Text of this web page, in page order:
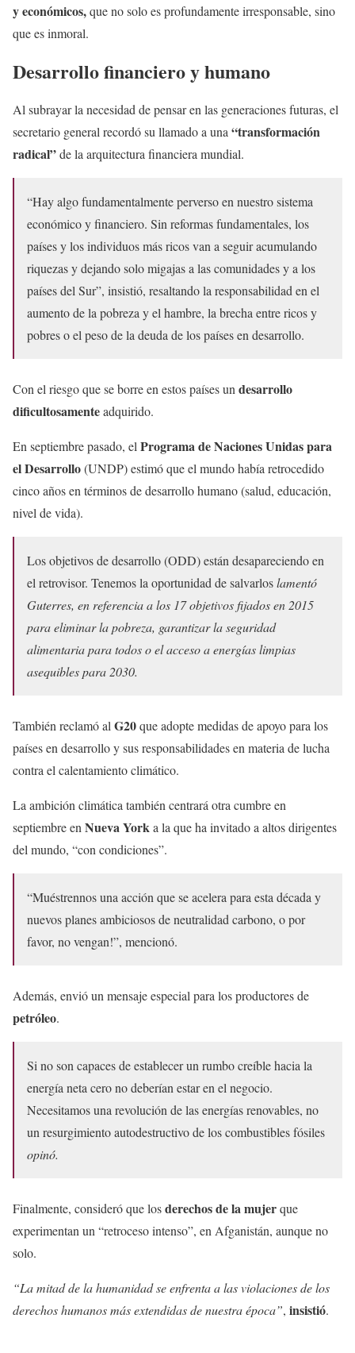
y económicos,que no solo es profundamente irresponsable, sino
que es inmoral.
Desarrollo financiero y humano
Al subrayar la necesidad de pensar en las generaciones futuras, el
secretario general recordó su llamado a una “transformación
radical”de la arquitectura financiera mundial.
“Hay algo fundamentalmente perverso en nuestro sistema
económico y financiero. Sin reformas fundamentales, los
países y los individuos más ricos van a seguir acumulando
riquezas y dejando solo migajas a las comunidades y a los
países del Sur”, insistió, resaltando la responsabilidad en el
aumento de la pobreza y el hambre, la brecha entre ricos y
pobres o el peso de la deuda de los países en desarrollo.
Con el riesgo que se borre en estos países un desarrollo
dificultosamenteadquirido.
En septiembre pasado, el Programa de Naciones Unidas para
el Desarrollo(UNDP) estimó que el mundo había retrocedido
cinco años en términos de desarrollo humano (salud, educación,
nivel de vida).
Los objetivos de desarrollo (ODD) están desapareciendo en
el retrovisor. Tenemos la oportunidad de salvarloslamentó
Guterres, en referencia a los 17 objetivos fijados en 2015
para eliminar la pobreza, garantizar la seguridad
alimentaria para todos o el acceso a energías limpias
asequibles para 2030.
También reclamó al G20que adopte medidas de apoyo para los
países en desarrollo y sus responsabilidades en materia de lucha
contra el calentamiento climático.
La ambición climática también centrará otra cumbre en
septiembre en Nueva York a la que ha invitado a altos dirigentes
del mundo, “con condiciones”.
“Muéstrennos una acción que se acelera para esta década y
nuevos planes ambiciosos de neutralidad carbono, o por
favor, no vengan!”, mencionó.
Además, envió un mensaje especial para los productores de
petróleo.
Si no son capaces de establecer un rumbo creíble hacia la
energía neta cero no deberían estar en el negocio.
Necesitamos una revolución de las energías renovables, no
un resurgimiento autodestructivo de los combustibles fósiles
opinó.
Finalmente, consideró que losderechos de la mujerque
experimentan un “retroceso intenso”, en Afganistán, aunque no
solo.
“La mitad de la humanidad se enfrenta a las violaciones de los
derechos humanos más extendidas de nuestra época”, insistió.